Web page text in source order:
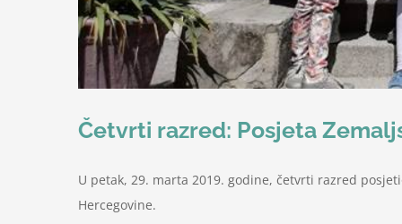
Četvrti razred: Posjeta
U petak, 29. marta 2019. godine, četvrti razred
Hercegovine.